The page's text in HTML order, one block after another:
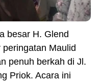
besar H. Glend
Maulid
penuh berkah di Jl.
Priok. Acara ini